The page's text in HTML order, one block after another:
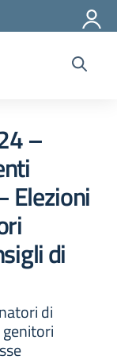
–
Elezioni
di
di